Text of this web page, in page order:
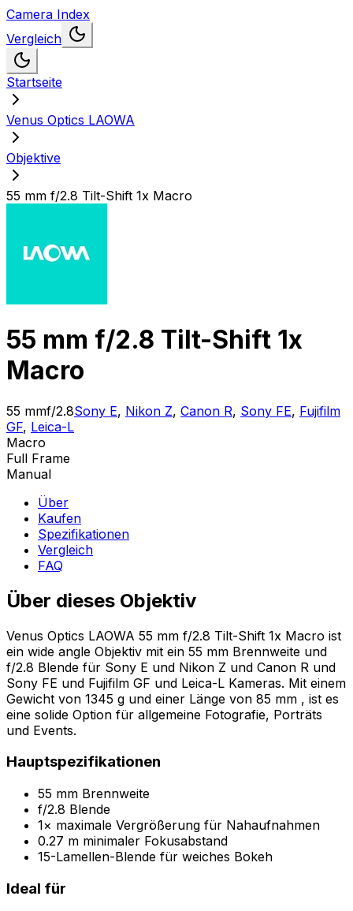
Camera Index
Vergleich
Startseite
Venus Optics LAOWA
Objektive
55 mm f/2.8 Tilt-Shift 1x Macro
55 mm f/2.8 Tilt-Shift 1x
Macro
55 mmf/2.8Sony E, Nikon Z, Canon R, Sony FE, Fujifilm
GF, Leica-L
Macro
Full Frame
Manual
Über
Kaufen
Spezifikationen
Vergleich
FAQ
Über dieses Objektiv
Venus Optics LAOWA 55 mm f/2.8 Tilt-Shift 1x Macro ist
ein wide angle Objektiv mit ein 55 mm Brennweite und
f/2.8 Blende für Sony E und Nikon Z und Canon R und
Sony FE und Fujifilm GF und Leica-L Kameras. Mit einem
Gewicht von 1345 g und einer Länge von 85 mm , ist es
eine solide Option für allgemeine Fotografie, Porträts
und Events.
Hauptspezifikationen
55 mm Brennweite
f/2.8 Blende
1× maximale Vergrößerung für Nahaufnahmen
0.27 m minimaler Fokusabstand
15-Lamellen-Blende für weiches Bokeh
Ideal für